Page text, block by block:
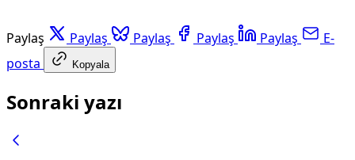
Paylaş Paylaş Paylaş Paylaş Paylaş
E-
posta
Kopyala
Sonraki yazı